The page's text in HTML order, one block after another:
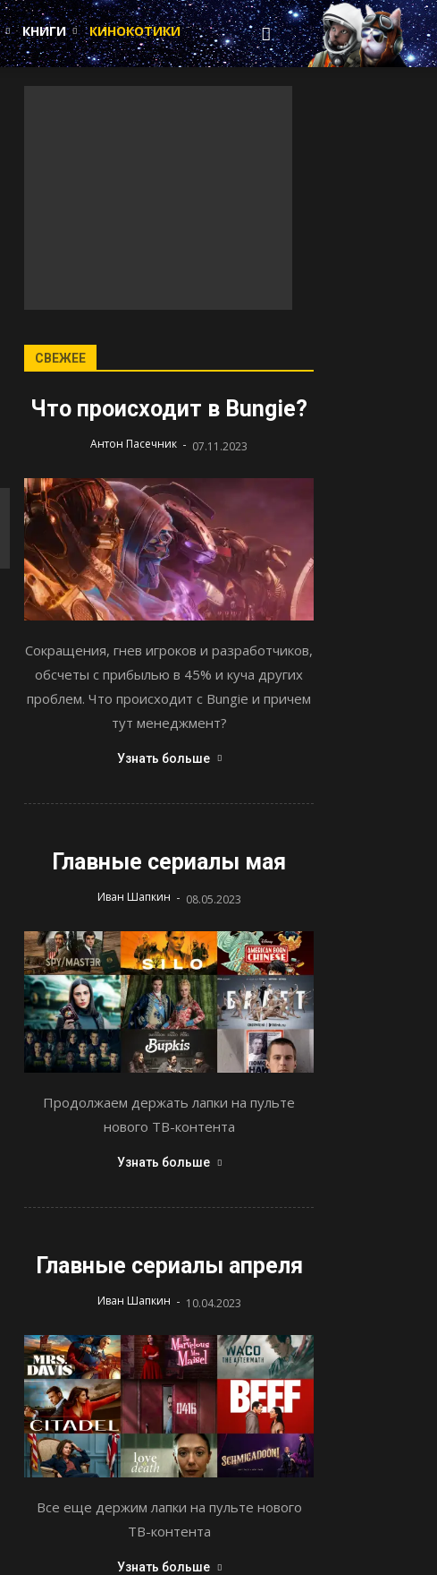
КНИГИ КИНОКОТИКИ
СВЕЖЕЕ
Что происходит в Bungie?
Антон Пасечник - 07.11.2023
Сокращения, гнев игроков и разработчиков,
обсчеты с прибылью в 45% и куча других
проблем. Что происходит с Bungie и причем
тут менеджмент?
Узнать больше
Главные сериалы мая
Иван Шапкин - 08.05.2023
Продолжаем держать лапки на пульте
нового ТВ-контента
Узнать больше
Главные сериалы апреля
Иван Шапкин - 10.04.2023
Все еще держим лапки на пульте нового
ТВ-контента
Узнать больше